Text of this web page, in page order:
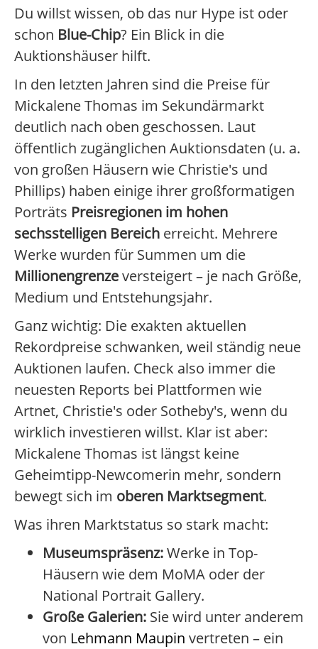
Du willst wissen, ob das nur Hype ist oder
schon Blue-Chip? Ein Blick in die
Auktionshäuser hilft.
In den letzten Jahren sind die Preise für
Mickalene Thomas im Sekundärmarkt
deutlich nach oben geschossen. Laut
öffentlich zugänglichen Auktionsdaten (u. a.
von großen Häusern wie Christie's und
Phillips) haben einige ihrer großformatigen
Porträts Preisregionen im hohen
sechsstelligen Bereich erreicht. Mehrere
Werke wurden für Summen um die
Millionengrenzeversteigert – je nach Größe,
Medium und Entstehungsjahr.
Ganz wichtig: Die exakten aktuellen
Rekordpreise schwanken, weil ständig neue
Auktionen laufen. Check also immer die
neuesten Reports bei Plattformen wie
Artnet, Christie's oder Sotheby's, wenn du
wirklich investieren willst. Klar ist aber:
Mickalene Thomas ist längst keine
Geheimtipp-Newcomerin mehr, sondern
bewegt sich im oberen Marktsegment.
Was ihren Marktstatus so stark macht:
Museumspräsenz:Werke in Top-
Häusern wie dem MoMA oder der
National Portrait Gallery.
Große Galerien: Sie wird unter anderem
von Lehmann Maupin vertreten – ein